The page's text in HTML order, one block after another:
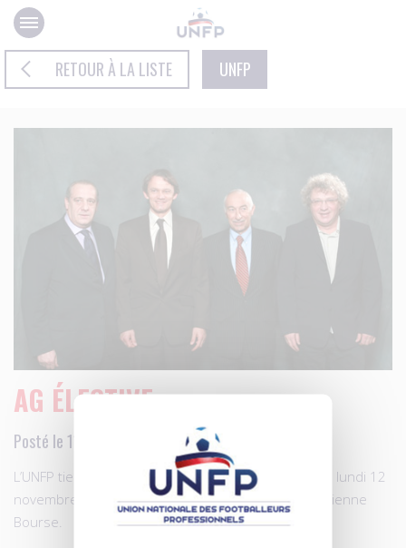
Panneau de gestion des cookies
RETOUR À LA LISTE UNFP
AG ÉLECTIVE…
Posté le 11.11.2012 à 16h33
L’UNFP tiendra son Assemblée générale élective, ce lundi 12
novembre (14h30), à Paris, dans les salons de l’ancienne
Bourse.